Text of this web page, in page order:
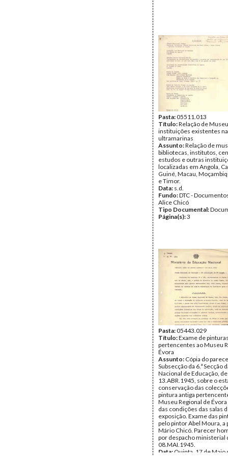
Pasta:05511.013
Título:Relação de
instituições existentes
ultramarinas
Assunto:Relação de
bibliotecas, institutos,
estudos e outras
localizadas em Angola,
Guiné, Macau,
e Timor.
Data: s.d.
Fundo:DTC -
Alice Chicó
Tipo Documental:
Página(s):3
Pasta:05443.029
Título:Exame de
pertencentes ao Museu
Évora
Assunto: Cópia do
Subsecção da 6.ª Secção
Nacional de Educação, de
13.ABR.1945, sobre o
conservação das
pintura antiga
Museu Regional de
das condições das salas
exposição. Exame das
pelo pintor Abel Moura, a
Mário Chicó. Parecer
por despacho ministerial
08.MAI.1945.
Data: Quinta, 17 de Maio